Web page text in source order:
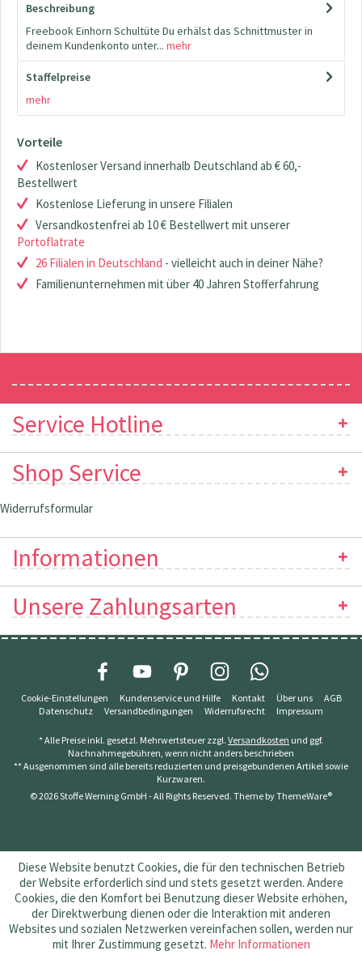
Beschreibung
Freebook Einhorn Schultüte Du erhälst das Schnittmuster in
deinem Kundenkonto unter... mehr
Staffelpreise
mehr
Vorteile
Kostenloser Versand innerhalb Deutschland ab € 60,-
Bestellwert
Kostenlose Lieferung in unsere Filialen
Versandkostenfrei ab 10 € Bestellwert mit unserer
Portoflatrate
26 Filialen in Deutschland - vielleicht auch in deiner Nähe?
Familienunternehmen mit über 40 Jahren Stofferfahrung
Service Hotline
Shop Service
Widerrufsformular
Informationen
Unsere Zahlungsarten
Cookie-Einstellungen Kundenservice und Hilfe Kontakt Über uns
AGB
Datenschutz
Versandbedingungen Widerrufsrecht Impressum
* Alle Preise inkl. gesetzl. Mehrwertsteuer zzgl. Versandkosten und ggf.
Nachnahmegebühren, wenn nicht anders beschrieben
** Ausgenommen sind alle bereits reduzierten und preisgebundenen Artikel sowie
Kurzwaren.
© 2026 Stoffe Werning GmbH - All Rights Reserved. Theme byThemeWare®
Diese Website benutzt Cookies, die für den technischen Betrieb
der Website erforderlich sind und stets gesetzt werden. Andere
Cookies, die den Komfort bei Benutzung dieser Website erhöhen,
der Direktwerbung dienen oder die Interaktion mit anderen
Websites und sozialen Netzwerken vereinfachen sollen, werden nur
mit Ihrer Zustimmung gesetzt. Mehr Informationen